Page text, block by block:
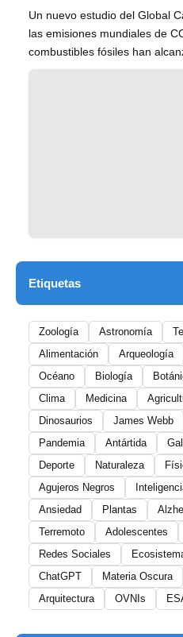
Un nuevo estudio del Global
las emisiones mundiales de
combustibles fósiles han
Etiquetas
Zoología Astronomía
Alimentación
Arqueología
Océano
Biología
Clima
Medicina
Dinosaurios
James Webb
Pandemia
Antártida
Deporte
Naturaleza
Agujeros Negros
Ansiedad
Plantas
Terremoto
Adolescentes
Redes Sociales
ChatGPT
Materia Oscura
Arquitectura
OVNIs